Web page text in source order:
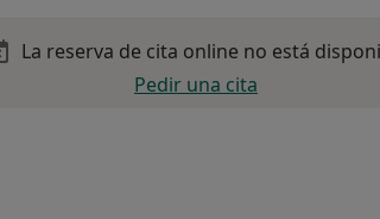
La reserva de cita online no está
Pedir una cita